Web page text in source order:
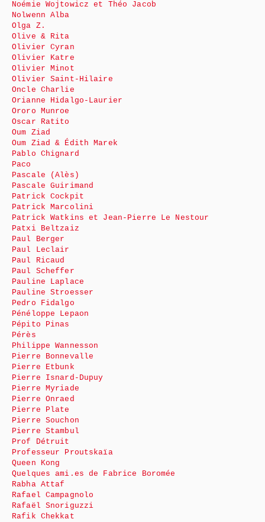
Noémie Wojtowicz et Théo Jacob
Nolwenn Alba
Olga Z.
Olive & Rita
Olivier Cyran
Olivier Katre
Olivier Minot
Olivier Saint-Hilaire
Oncle Charlie
Orianne Hidalgo-Laurier
Ororo Munroe
Oscar Ratito
Oum Ziad
Oum Ziad & Édith Marek
Pablo Chignard
Paco
Pascale (Alès)
Pascale Guirimand
Patrick Cockpit
Patrick Marcolini
Patrick Watkins et Jean-Pierre Le Nestour
Patxi Beltzaiz
Paul Berger
Paul Leclair
Paul Ricaud
Paul Scheffer
Pauline Laplace
Pauline Stroesser
Pedro Fidalgo
Pénéloppe Lepaon
Pépito Pinas
Pérès
Philippe Wannesson
Pierre Bonnevalle
Pierre Etbunk
Pierre Isnard-Dupuy
Pierre Myriade
Pierre Onraed
Pierre Plate
Pierre Souchon
Pierre Stambul
Prof Détruit
Professeur Proutskaïa
Queen Kong
Quelques ami.es de Fabrice Boromée
Rabha Attaf
Rafael Campagnolo
Rafaël Snoriguzzi
Rafik Chekkat